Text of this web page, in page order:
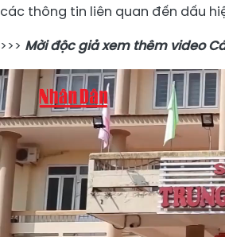
các thông tin liên quan đến dấu
>>> Mời độc giả xem thêm video